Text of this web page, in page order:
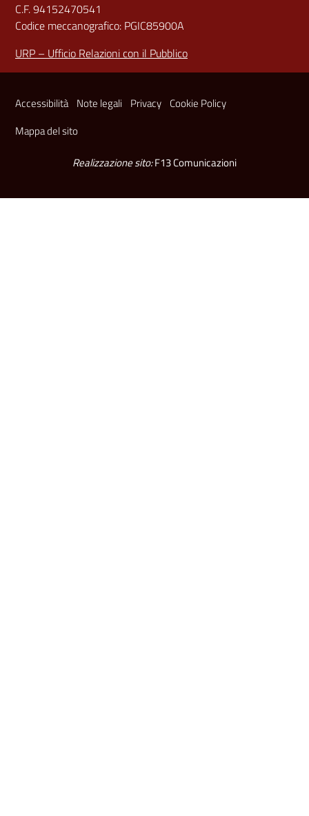
C.F. 94152470541
Codice meccanografico: PGIC85900A
URP – Ufficio Relazioni con il Pubblico
Accessibilità Note legali Privacy Cookie Policy
Mappa del sito
Realizzazione sito:F13 Comunicazioni